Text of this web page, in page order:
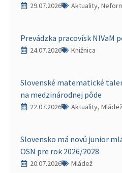
29.07.2026 Aktuality,
Prevádzka pracovísk NIVaM
24.07.2026 Knižnica
Slovenské matematické
na medzinárodnej pôde
22.07.2026 Aktuality, Mládež
Slovensko má novú junior
OSN pre rok 2026/2028
20.07.2026 Mládež